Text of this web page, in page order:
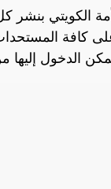
الكويتي بنشر
كافة
الدخول